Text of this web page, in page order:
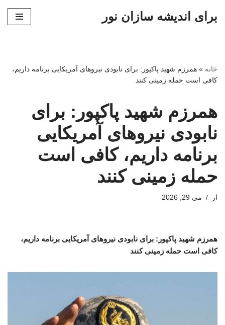
برای اندیشه سازان نور
خانه » همرزم شهید پاکپور: برای نابودی نیروهای آمریکایی برنامه داریم،
کافی است حمله زمینی کنند
همرزم شهید پاکپور: برای
نابودی نیروهای آمریکایی
برنامه داریم، کافی است
حمله زمینی کنند
از می 29, 2026
همرزم شهید پاکپور: برای نابودی نیروهای آمریکایی برنامه داریم،
کافی است حمله زمینی کنند